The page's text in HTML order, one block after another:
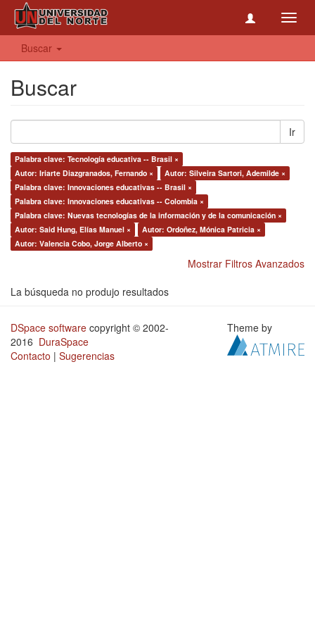
Buscar
Buscar
Ir
Palabra clave: Tecnología educativa -- Brasil ×
Autor: Iriarte Diazgranados, Fernando ×
Autor: Silveira Sartori, Ademilde ×
Palabra clave: Innovaciones educativas -- Brasil ×
Palabra clave: Innovaciones educativas -- Colombia ×
Palabra clave: Nuevas tecnologías de la información y de la comunicación ×
Autor: Said Hung, Elías Manuel ×
Autor: Ordoñez, Mónica Patricia ×
Autor: Valencia Cobo, Jorge Alberto ×
Mostrar Filtros Avanzados
La búsqueda no produjo resultados
DSpace software copyright © 2002-
2016 DuraSpace
Contacto | Sugerencias
Theme by